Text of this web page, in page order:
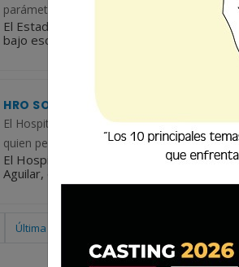
parámetros. Desde hace varias décadas,
El Estado de Guatemala viene sufriendo
bajo esos parámetros. Desde hace varias
HRO SOLICITA PRESENCIA URGENTE
El Hospital Regional de Occidente (HRO)
quien permanece en el área de
El Hospital Regional de Occidente
Aguilar, quien permanece en el área de
Última